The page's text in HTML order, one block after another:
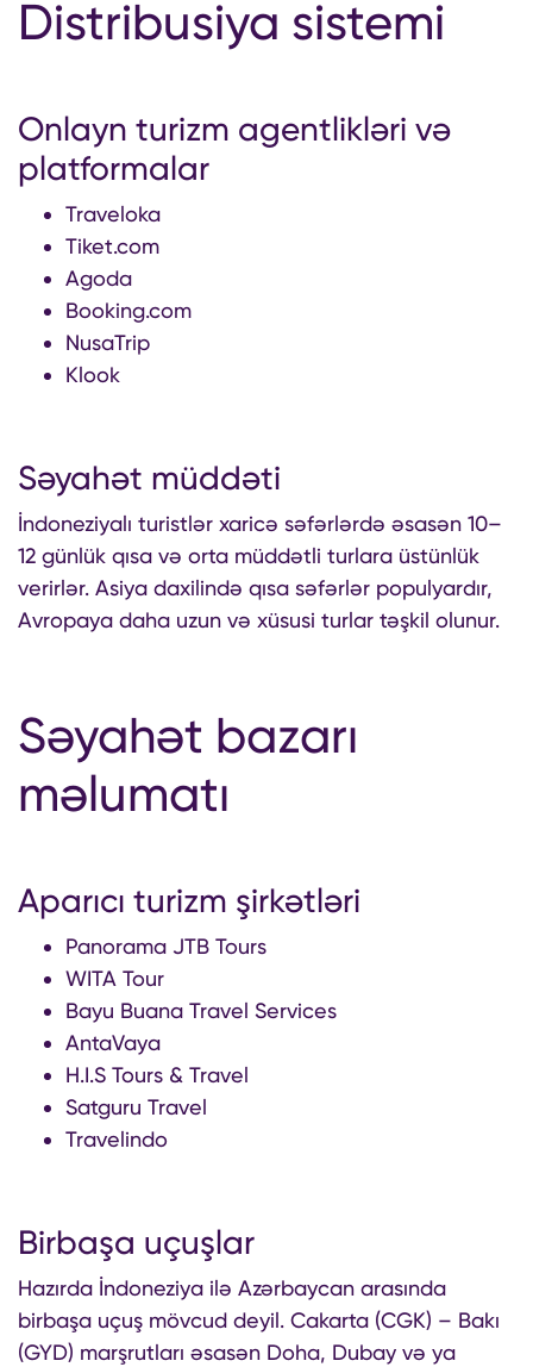
Distribusiya sistemi
Onlayn turizm agentlikləri və
platformalar
Traveloka
Tiket.com
Agoda
Booking.com
NusaTrip
Klook
Səyahət müddəti
İndoneziyalı turistlər xaricə səfərlərdə əsasən 10–
12 günlük qısa və orta müddətli turlara üstünlük
verirlər. Asiya daxilində qısa səfərlər populyardır,
Avropaya daha uzun və xüsusi turlar təşkil olunur.
Səyahət bazarı
məlumatı
Aparıcı turizm şirkətləri
Panorama JTB Tours
WITA Tour
Bayu Buana Travel Services
AntaVaya
H.I.S Tours & Travel
Satguru Travel
Travelindo
Birbaşa uçuşlar
Hazırda İndoneziya ilə Azərbaycan arasında
birbaşa uçuş mövcud deyil. Cakarta (CGK) – Bakı
(GYD) marşrutları əsasən Doha, Dubay və ya